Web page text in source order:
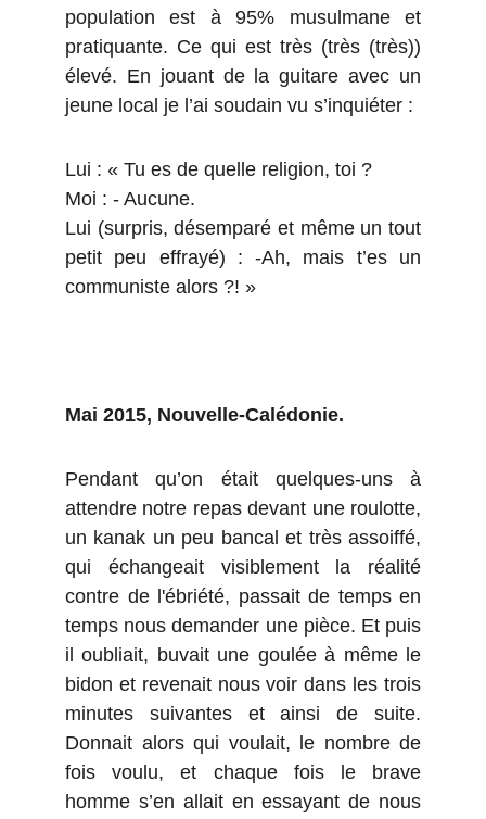
population est à 95% musulmane et
pratiquante. Ce qui est très (très (très))
élevé. En jouant de la guitare avec un
jeune local je l’ai soudain vu s’inquiéter :
Lui : « Tu es de quelle religion, toi ?
Moi : - Aucune.
Lui (surpris, désemparé et même un tout
petit peu effrayé) : -Ah, mais t’es un
communiste alors ?! »
Mai 2015, Nouvelle-Calédonie.
Pendant qu’on était quelques-uns à
attendre notre repas devant une roulotte,
un kanak un peu bancal et très assoiffé,
qui échangeait visiblement la réalité
contre de l'ébriété, passait de temps en
temps nous demander une pièce. Et puis
il oubliait, buvait une goulée à même le
bidon et revenait nous voir dans les trois
minutes suivantes et ainsi de suite.
Donnait alors qui voulait, le nombre de
fois voulu, et chaque fois le brave
homme s’en allait en essayant de nous